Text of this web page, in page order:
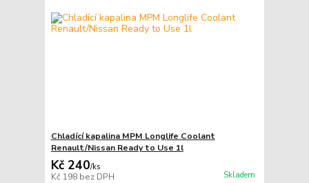
Chladící kapalina MPM Longlife Coolant
Renault/Nissan Ready to Use 1l
Kč 240/ks
Kč 198 bez DPH Skladem